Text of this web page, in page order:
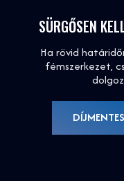
SÜRGŐSEN
Ha rövid
fémszerkezet,